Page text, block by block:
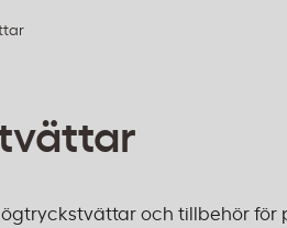
och tillbehör